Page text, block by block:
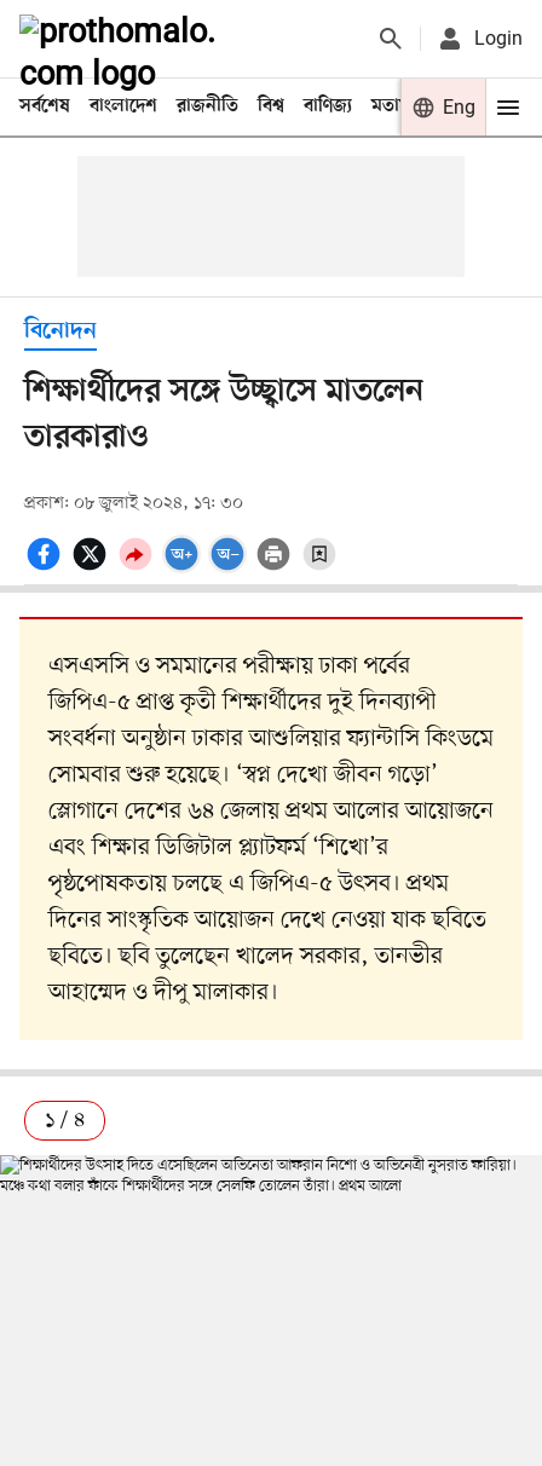
Login
সর্বশেষ বাংলাদেশ রাজনীতি বিশ্ব বাণিজ্য মতামত খেলা
Eng
বিনোদন
শিক্ষার্থীদের সঙ্গে উচ্ছ্বাসে মাতলেন
তারকারাও
প্রকাশ: ০৮ জুলাই ২০২৪, ১৭: ৩০
এসএসসি ও সমমানের পরীক্ষায় ঢাকা পর্বের
জিপিএ-৫ প্রাপ্ত কৃতী শিক্ষার্থীদের দুই দিনব্যাপী
সংবর্ধনা অনুষ্ঠান ঢাকার আশুলিয়ার ফ্যান্টাসি কিংডমে
সোমবার শুরু হয়েছে। ‘স্বপ্ন দেখো জীবন গড়ো’
স্লোগানে দেশের ৬৪ জেলায় প্রথম আলোর আয়োজনে
এবং শিক্ষার ডিজিটাল প্ল্যাটফর্ম ‘শিখো’র
পৃষ্ঠপোষকতায় চলছে এ জিপিএ-৫ উৎসব। প্রথম
দিনের সাংস্কৃতিক আয়োজন দেখে নেওয়া যাক ছবিতে
ছবিতে। ছবি তুলেছেন খালেদ সরকার, তানভীর
আহাম্মেদ ও দীপু মালাকার।
১ / ৪